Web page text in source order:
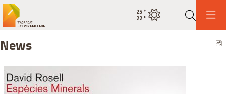
Search
Current weatherclear sky
25°
22°
News